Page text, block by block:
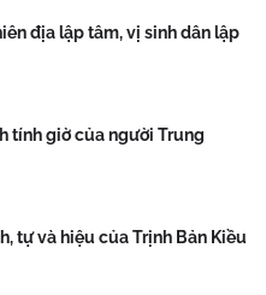
địa lập tâm, vị sinh dân lập
tính giờ của người Trung
tự và hiệu của Trịnh Bản Kiều